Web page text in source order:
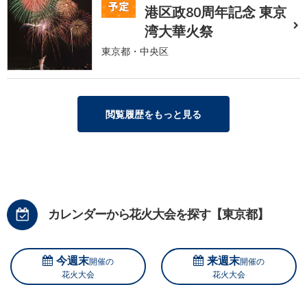
港区政80周年記念 東京
湾大華火祭
東京都・中央区
閲覧履歴をもっと見る
カレンダーから花火大会を探す【東京都】
今週末開催の
花火大会
来週末開催の
花火大会